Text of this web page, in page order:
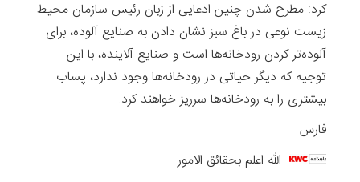
کرد: مطرح شدن چنین ادعایی از زبان رئیس سازمان محیط
زیست نوعی در باغ سبز نشان دادن به صنایع آلوده، برای
آلوده‌تر کردن رودخانه‌ها است و صنایع آلاینده، با این
توجیه که دیگر حیاتی در رودخانه‌ها وجود ندارد، پساب
بیشتری را به رودخانه‌ها سرریز خواهند کرد.
فارس
الله اعلم بحقائق الامور